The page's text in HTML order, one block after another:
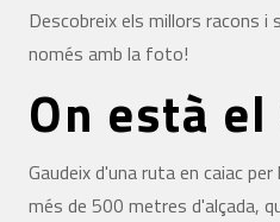
Descobreix els millors racons
només amb la foto!
On està
Gaudeix d'una ruta en caiac
més de 500 metres d'alçada,